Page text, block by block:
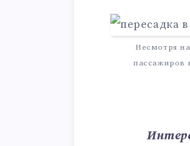
Несмотря
пассажиров